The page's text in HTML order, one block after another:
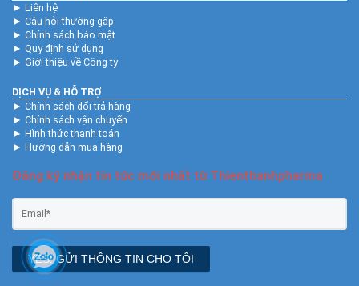
► Liên hệ
► Câu hỏi thường gặp
► Chính sách bảo mật
► Quy định sử dụng
► Giới thiệu về Công ty
DỊCH VỤ & HỖ TRỢ
► Chính sách đổi trả hàng
► Chính sách vận chuyển
► Hình thức thanh toán
► Hướng dẫn mua hàng
Đăng ký nhận tin tức mới nhất từ Thienthanhpharma
YES! GỬI THÔNG TIN CHO TÔI